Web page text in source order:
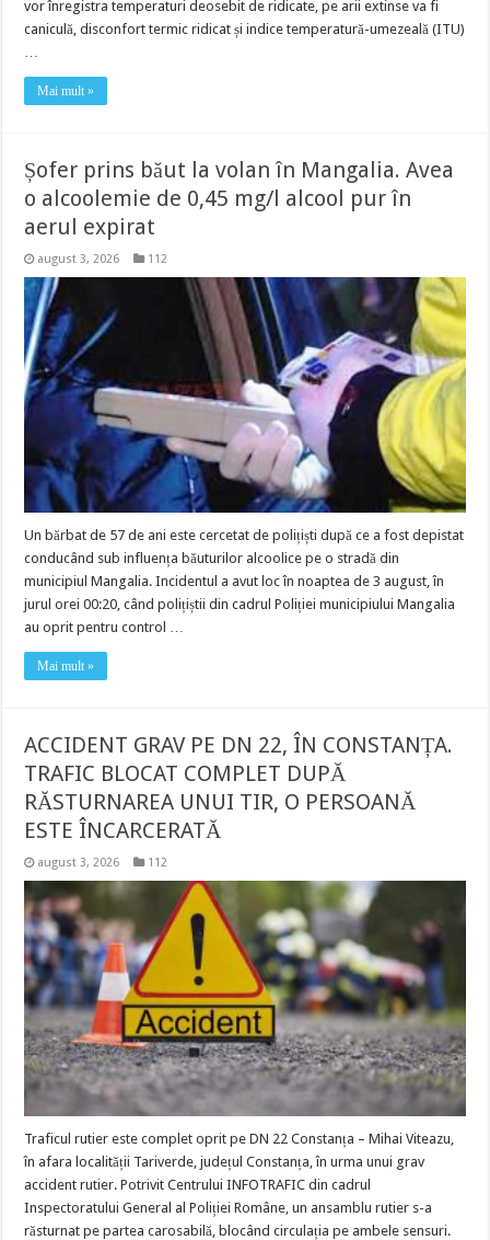
vor înregistra temperaturi deosebit de ridicate, pe arii extinse va fi
caniculă, disconfort termic ridicat și indice temperatură-umezeală (ITU)
…
Mai mult »
Șofer prins băut la volan în Mangalia. Avea
o alcoolemie de 0,45 mg/l alcool pur în
aerul expirat
august 3, 2026 112
Un bărbat de 57 de ani este cercetat de polițiști după ce a fost depistat
conducând sub influența băuturilor alcoolice pe o stradă din
municipiul Mangalia. Incidentul a avut loc în noaptea de 3 august, în
jurul orei 00:20, când polițiștii din cadrul Poliției municipiului Mangalia
au oprit pentru control …
Mai mult »
ACCIDENT GRAV PE DN 22, ÎN CONSTANȚA.
TRAFIC BLOCAT COMPLET DUPĂ
RĂSTURNAREA UNUI TIR, O PERSOANĂ
ESTE ÎNCARCERATĂ
august 3, 2026 112
Traficul rutier este complet oprit pe DN 22 Constanța – Mihai Viteazu,
în afara localității Tariverde, județul Constanța, în urma unui grav
accident rutier. Potrivit Centrului INFOTRAFIC din cadrul
Inspectoratului General al Poliției Române, un ansamblu rutier s-a
răsturnat pe partea carosabilă, blocând circulația pe ambele sensuri.